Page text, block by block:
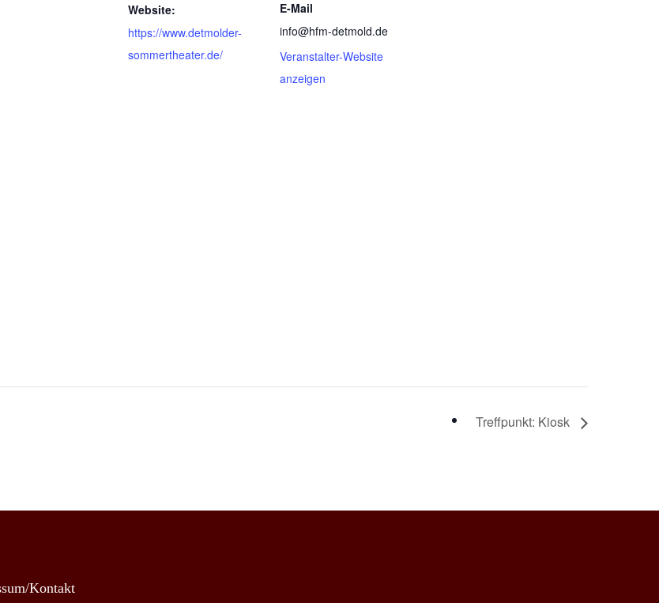
Website:
https://www.detmolder-
sommertheater.de/
E-Mail
info@hfm-detmold.de
Veranstalter-Website
anzeigen
Treffpunkt: Kiosk
Kontakt